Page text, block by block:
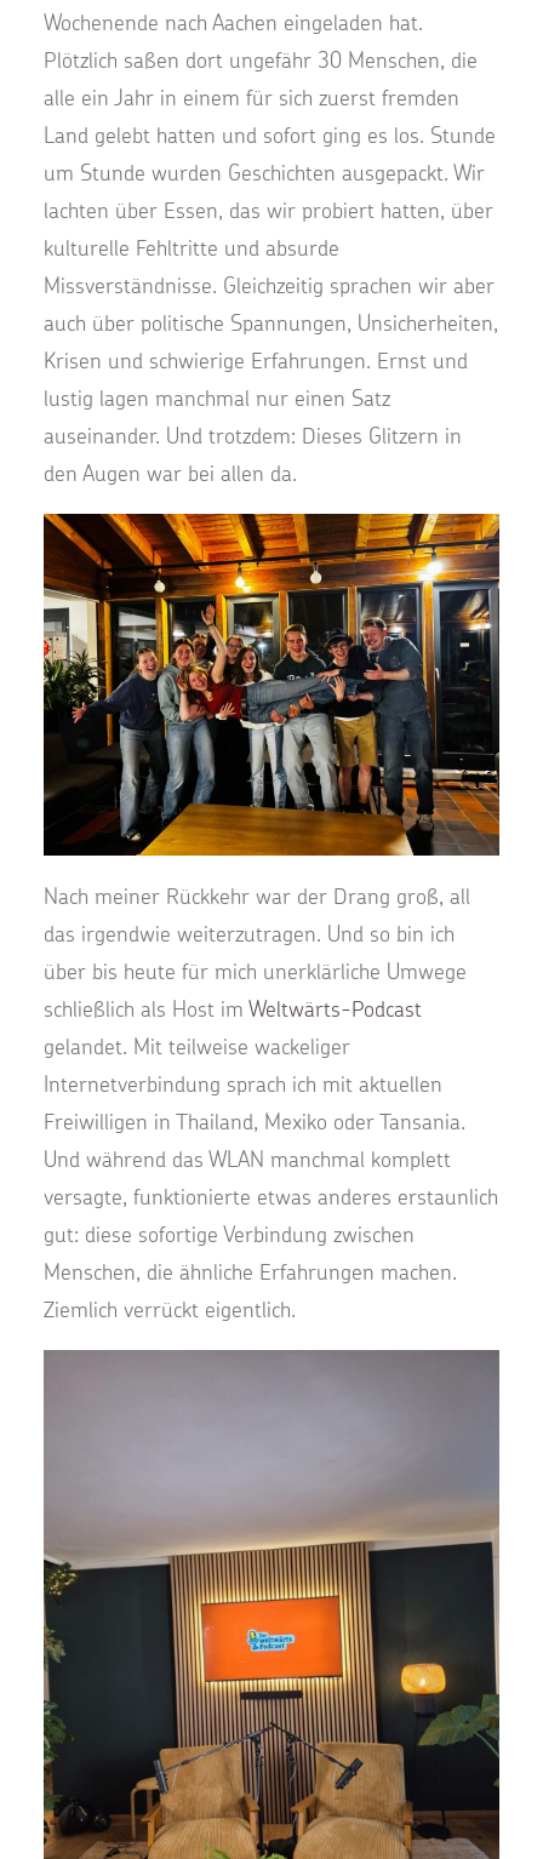
Wochenende nach Aachen eingeladen hat.
Plötzlich saßen dort ungefähr 30 Menschen, die
alle ein Jahr in einem für sich zuerst fremden
Land gelebt hatten und sofort ging es los. Stunde
um Stunde wurden Geschichten ausgepackt. Wir
lachten über Essen, das wir probiert hatten, über
kulturelle Fehltritte und absurde
Missverständnisse. Gleichzeitig sprachen wir aber
auch über politische Spannungen, Unsicherheiten,
Krisen und schwierige Erfahrungen. Ernst und
lustig lagen manchmal nur einen Satz
auseinander. Und trotzdem: Dieses Glitzern in
den Augen war bei allen da.
Nach meiner Rückkehr war der Drang groß, all
das irgendwie weiterzutragen. Und so bin ich
über bis heute für mich unerklärliche Umwege
schließlich als Host im Weltwärts-Podcast
gelandet. Mit teilweise wackeliger
Internetverbindung sprach ich mit aktuellen
Freiwilligen in Thailand, Mexiko oder Tansania.
Und während das WLAN manchmal komplett
versagte, funktionierte etwas anderes erstaunlich
gut: diese sofortige Verbindung zwischen
Menschen, die ähnliche Erfahrungen machen.
Ziemlich verrückt eigentlich.